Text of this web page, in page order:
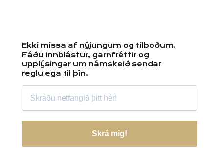
Ekki missa af nýjungum og tilboðum.
Fáðu innblástur, garnfréttir og
upplýsingar um námskeið sendar
reglulega til þín.
Skrá mig!